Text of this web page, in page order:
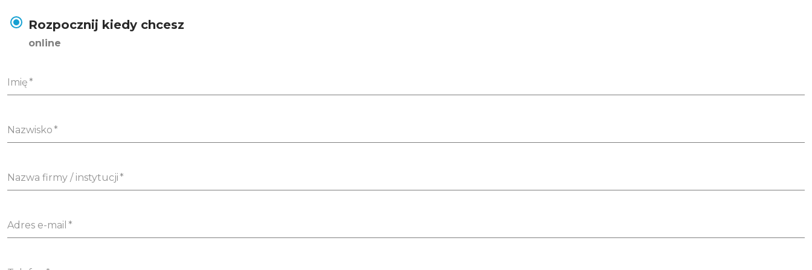
Rozpocznij kiedy chcesz
online
Imię
Nazwisko
Nazwa firmy / instytucji
Adres e-mail